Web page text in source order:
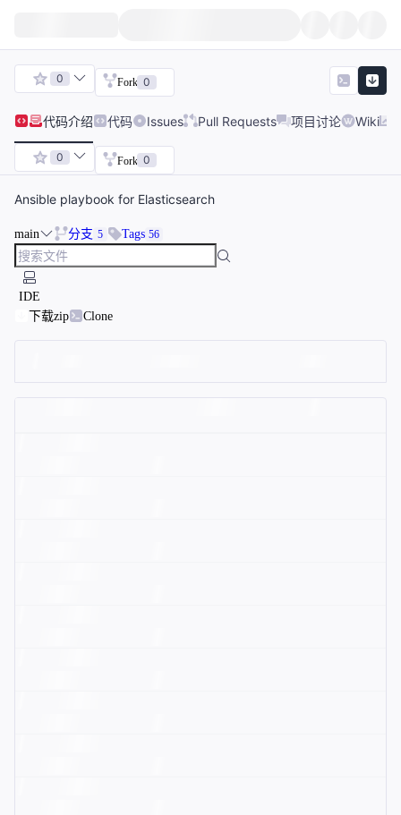
0 Fork 0
代码介绍 代码 Issues Pull Requests 项目讨论 Wiki
0 Fork 0
Ansible playbook for Elasticsearch
main 分支 5 Tags 56
IDE
下载zip
Clone